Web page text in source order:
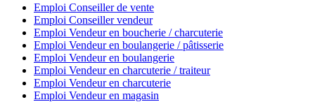
Emploi Conseiller de vente
Emploi Conseiller vendeur
Emploi Vendeur en boucherie / charcuterie
Emploi Vendeur en boulangerie / pâtisserie
Emploi Vendeur en boulangerie
Emploi Vendeur en charcuterie / traiteur
Emploi Vendeur en charcuterie
Emploi Vendeur en magasin